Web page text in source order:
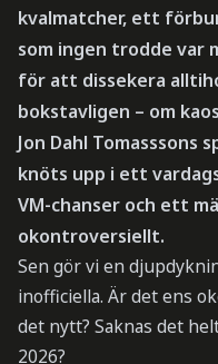
kvalmatcher, ett
som ingen trodde var
för att dissekera
bokstavligen – om
Jon Dahl Tomasssons
knöts upp i ett
VM-chanser och ett
okontroversiellt.
Sen gör vi en
inofficiella. Är det ens
det nytt? Saknas det
2026?